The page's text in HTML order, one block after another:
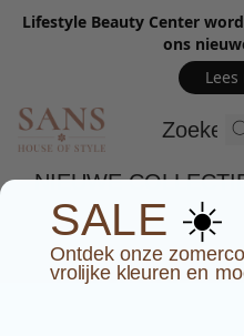
Lifestyle Beauty Center
ons
NIEUWE
SALE ☀️
Ontdek onze
vrolijke kleuren en